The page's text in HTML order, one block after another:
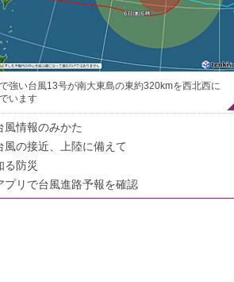
強い台風13号が南大東島の東約320kmを西北西に
います
風情報のみかた
風の接近、上陸に備えて
る防災
プリで台風進路予報を確認